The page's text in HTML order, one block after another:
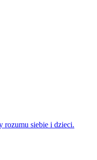
rozumu siebie i dzieci.